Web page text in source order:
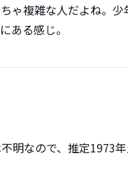
ゃ複雑な人だよね。
ある感じ。
明なので、推定1973